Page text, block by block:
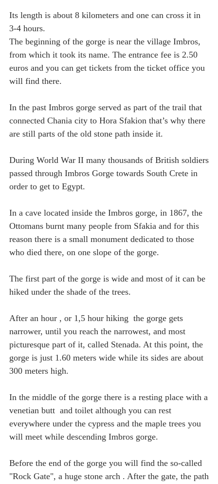
Its length is about 8 kilometers and one can cross it in
3-4 hours.
The beginning of the gorge is near the village Imbros,
from which it took its name. The entrance fee is 2.50
euros and you can get tickets from the ticket office you
will find there.
In the past Imbros gorge served as part of the trail that
connected Chania city to Hora Sfakion that’s why there
are still parts of the old stone path inside it.
During World War II many thousands of British soldiers
passed through Imbros Gorge towards South Crete in
order to get to Egypt.
In a cave located inside the Imbros gorge, in 1867, the
Ottomans burnt many people from Sfakia and for this
reason there is a small monument dedicated to those
who died there, on one slope of the gorge.
The first part of the gorge is wide and most of it can be
hiked under the shade of the trees.
After an hour , or 1,5 hour hiking the gorge gets
narrower, until you reach the narrowest, and most
picturesque part of it, called Stenada. At this point, the
gorge is just 1.60 meters wide while its sides are about
300 meters high.
In the middle of the gorge there is a resting place with a
venetian butt and toilet although you can rest
everywhere under the cypress and the maple trees you
will meet while descending Imbros gorge.
Before the end of the gorge you will find the so-called
"Rock Gate", a huge stone arch . After the gate, the path